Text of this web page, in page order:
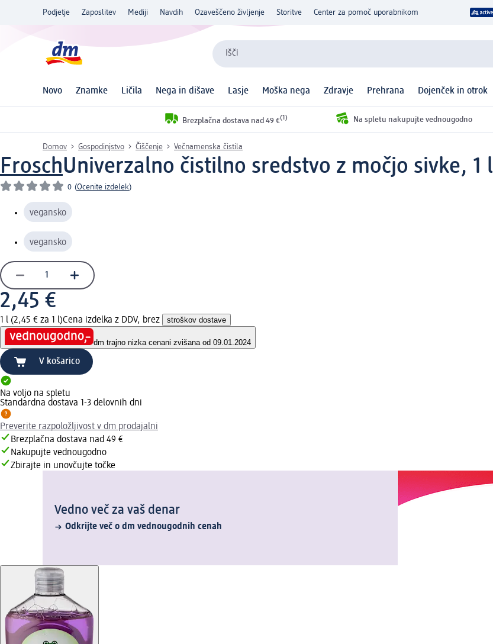
Podjetje Zaposlitev Mediji Navdih Ozaveščeno življenje Storitve Center za pomoč uporabnikom
Išči
Novo Znamke Ličila Nega in dišave Lasje Moška nega Zdravje Prehrana Dojenček in otrok
Brezplačna dostava nad 49 €(1) Na spletu nakupujte vednougodno
Domov Gospodinjstvo Čiščenje Večnamenska čistila
FroschUniverzalno čistilno sredstvo z močjo sivke, 1 l
0 (Ocenite izdelek)
vegansko
vegansko
2,45 €
1 l (2,45 € za 1 l)Cena izdelka z DDV, brez stroškov dostave
dm trajno nizka cenani zvišana od 09.01.2024
V košarico
Na voljo na spletu
Standardna dostava 1-3 delovnih dni
Preverite razpoložljivost v dm prodajalni
Brezplačna dostava nad 49 €
Nakupujte vednougodno
Zbirajte in unovčujte točke
Vedno več za vaš denar
Odkrijte več o dm vednougodnih cenah